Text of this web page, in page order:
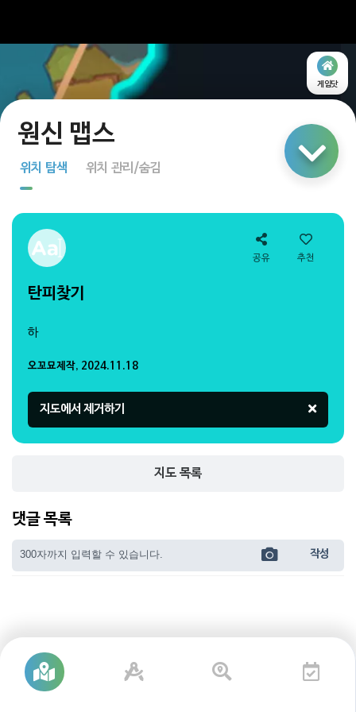
토벌
용사의도전
토벌 화염스튜
지하
지하
게임닷
링크 공유
위치 탐색 위치 관리/숨김
공유 추천
탄피찾기
하
오꼬묘제작, 2024.11.18
지도 목록
댓글 목록
작성